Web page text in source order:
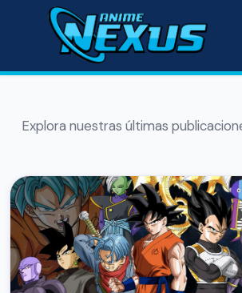
Explora nuestras últimas